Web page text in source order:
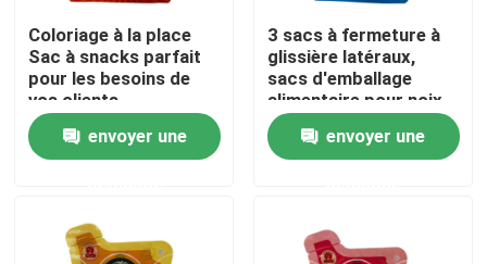
Maison
Produits
Visite d'usine
Coloriage à la place
Sac à snacks parfait
pour les besoins de
vos clients
envoyer une
3 sacs à fermeture à
glissière latéraux,
sacs d'emballage
alimentaire pour noix
et stérilisation
personnalisée dans
l'industrie
envoyer une